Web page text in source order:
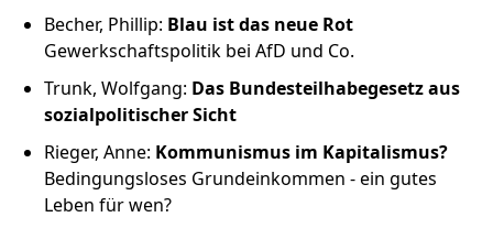
Becher, Phillip: Blau ist das neue Rot
Gewerkschaftspolitik bei AfD und Co.
Trunk, Wolfgang: Das Bundesteilhabegesetz aus
sozialpolitischer Sicht
Rieger, Anne: Kommunismus im Kapitalismus?
Bedingungsloses Grundeinkommen - ein gutes
Leben für wen?